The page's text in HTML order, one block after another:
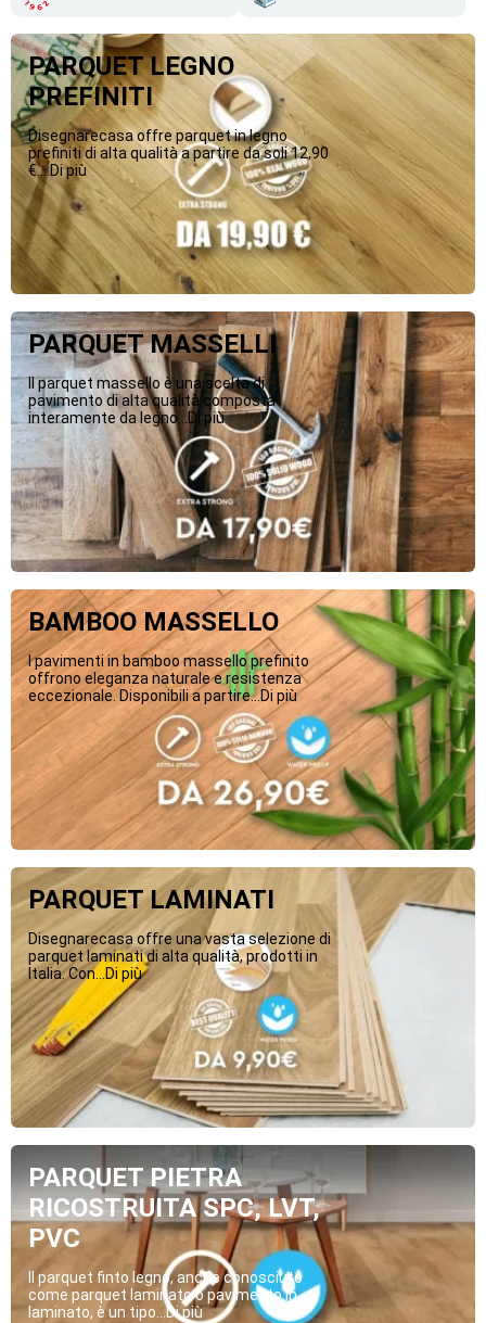
PARQUET LEGNO
PREFINITI
Disegnarecasa offre parquet in legno
prefiniti di alta qualità a partire da soli 12,90
€....Di più
PARQUET MASSELLI
Il parquet massello è una scelta di
pavimento di alta qualità composta
interamente da legno...Di più
BAMBOO MASSELLO
I pavimenti in bamboo massello prefinito
offrono eleganza naturale e resistenza
eccezionale. Disponibili a partire...Di più
PARQUET LAMINATI
Disegnarecasa offre una vasta selezione di
parquet laminati di alta qualità, prodotti in
Italia. Con...Di più
PARQUET PIETRA
RICOSTRUITA SPC, LVT,
PVC
Il parquet finto legno, anche conosciuto
come parquet laminato o pavimento in
laminato, è un tipo...Di più